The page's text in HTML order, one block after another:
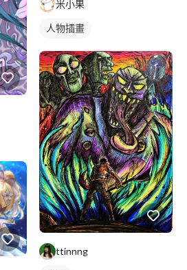
米小果
人物插畫
ttinnng